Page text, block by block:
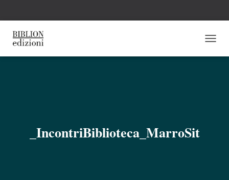
A
_IncontriBiblioteca_MarroSit